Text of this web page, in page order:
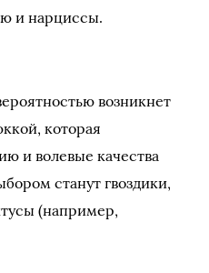
и нарциссы.
возникнет
которая
и волевые качества
станут гвоздики,
(например,